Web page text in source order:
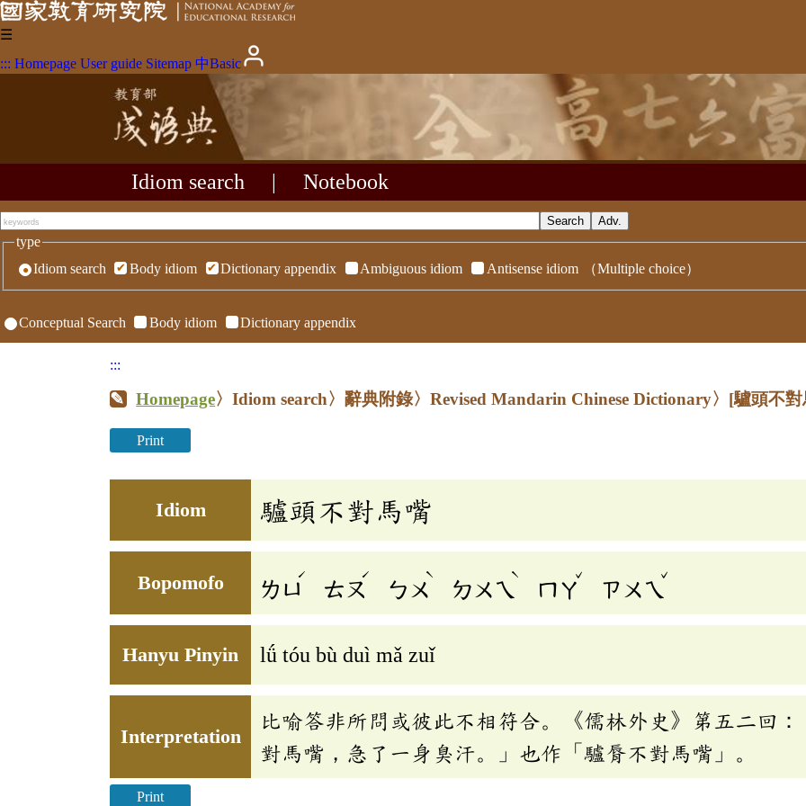
☰
::: Homepage User guide Sitemap 中Basic
Idiom search Notebook
type
Idiom search
Body idiom Dictionary appendix Ambiguous idiom Antisense idiom （Multiple choice）
Conceptual Search Body idiom Dictionary appendix
:::
Homepage〉Idiom search〉辭典附錄〉Revised Mandarin Chinese Dictionary〉 [驢頭不
Print
Idiom 驢頭不對馬嘴
Bopomofo ㄌㄩ
ˊ
ㄊㄡ
ˊ
ㄅㄨ
ˋ
ㄉㄨㄟ
ˋ
ㄇㄚ
ˇ
ㄗㄨㄟ
ˇ
Hanyu Pinyin lǘ tóu bù duì mǎ zuǐ
Interpretation
比喻答非所問或彼此不相符合。《儒林外史》第五二回
對馬嘴，急了一身臭汗。」也作「驢脣不對馬嘴」。
Print